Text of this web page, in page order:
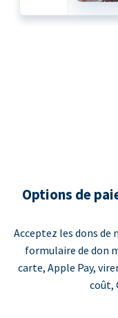
Options de
Acceptez les dons de
formulaire de don
carte, Apple Pay,
coût,